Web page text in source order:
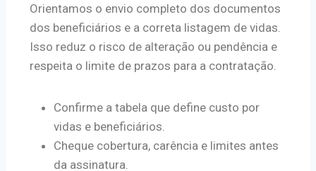
Orientamos o envio completo dos documentos
dos beneficiários e a correta listagem de vidas.
Isso reduz o risco de alteração ou pendência e
respeita o limite de prazos para a contratação.
Confirme a tabela que define custo por
vidas e beneficiários.
Cheque cobertura, carência e limites antes
da assinatura.